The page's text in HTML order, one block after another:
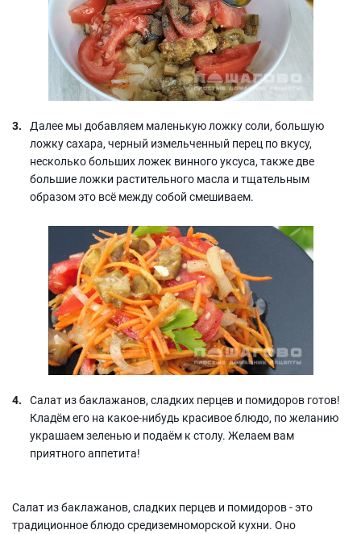
Далее мы добавляем маленькую ложку соли, большую
ложку сахара, черный измельченный перец по вкусу,
несколько больших ложек винного уксуса, также две
большие ложки растительного масла и тщательным
образом это всё между собой смешиваем.
Салат из баклажанов, сладких перцев и помидоров готов!
Кладём его на какое-нибудь красивое блюдо, по желанию
украшаем зеленью и подаём к столу. Желаем вам
приятного аппетита!
Салат из баклажанов, сладких перцев и помидоров - это
традиционное блюдо средиземноморской кухни. Оно